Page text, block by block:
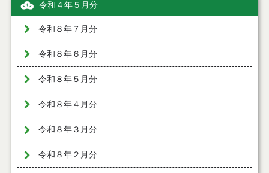
令和４年５月分
令和８年７月分
令和８年６月分
令和８年５月分
令和８年４月分
令和８年３月分
令和８年２月分